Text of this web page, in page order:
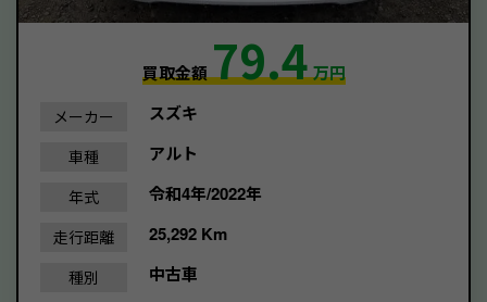
買取金額79.4万円
メーカー スズキ
車種 アルト
年式 令和4年/2022年
走行距離 25,292 Km
種別 中古車